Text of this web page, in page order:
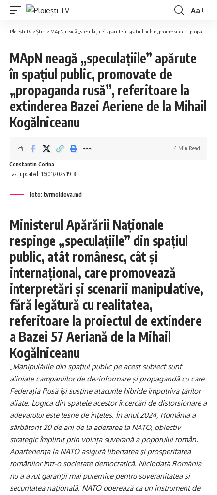
Aa
Ploiești TV> Știri > MApN neagă „speculațiile” apărute în spațiul public, promovate de „propaganda rusă”, referitoare la extinderea Bazei Aeriene de la Mihail Kogălniceanu
MApN neagă „speculațiile” apărute
în spațiul public, promovate de
„propaganda rusă”, referitoare la
extinderea Bazei Aeriene de la Mihail
Kogălniceanu
Last updated: 16/01/2025 19:38
Constantin Corina
4 Min Read
foto: tvrmoldova.md
Ministerul Apărării Naţionale
respinge „speculaţiile” din spaţiul
public, atât românesc, cât şi
internaţional, care promovează
interpretări şi scenarii manipulative,
fără legătură cu realitatea,
referitoare la proiectul de extindere
a Bazei 57 Aeriană de la Mihail
Kogălniceanu
„Manipulările din spaţiul public pe acest subiect sunt
aliniate campaniilor de dezinformare şi propagandă cu care
Federaţia Rusă îşi susţine atacurile hibride împotriva ţărilor
aliate. Logica din spatele acestor încercări de distorsionare a
adevărului este lesne de înţeles. În anul 2024, România a
sărbătorit 20 de ani de la aderarea la NATO, obiectiv
strategic împlinit prin voinţa suverană a poporului român.
Apartenenţa la NATO asigură libertatea şi prosperitatea
românilor într-o societate democratică. Niciodată România
nu a avut garanţii mai puternice pentru suveranitatea şi
securitatea naţională. NATO operează ca un instrument de